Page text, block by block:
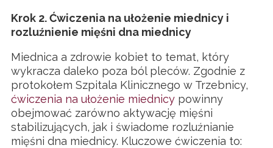
Krok 2. Ćwiczenia na ułożenie miednicy i
rozluźnienie mięśni dna miednicy
Miednica a zdrowie kobiet to temat, który
wykracza daleko poza ból pleców. Zgodnie z
protokołem Szpitala Klinicznego w Trzebnicy,
ćwiczenia na ułożenie miednicy powinny
obejmować zarówno aktywację mięśni
stabilizujących, jak i świadome rozluźnianie
mięśni dna miednicy. Kluczowe ćwiczenia to: